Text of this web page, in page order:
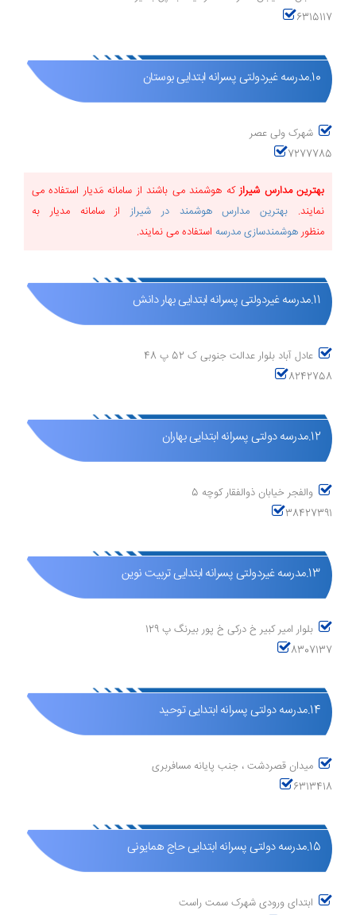
6315117
10.مدرسه غیردولتی پسرانه ابتدایی بوستان
شهرک ولی عصر
7277785
بهترین مدارس شیرازکه هوشمند می باشند از سامانه مَدیار استفاده می
نمایند. بهترین مدارس هوشمند در شیراز از سامانه مدیار به
منظور هوشمندسازی مدرسه استفاده می نمایند.
11.مدرسه غیردولتی پسرانه ابتدایی بهار دانش
عادل آباد بلوار عدالت جنوبی ک 52 پ 48
8242758
12.مدرسه دولتی پسرانه ابتدایی بهاران
والفجر خیابان ذوالفقار کوچه 5
38427391
13.مدرسه غیردولتی پسرانه ابتدایی تربیت نوین
بلوار امیر کبیر خ درکی خ پور بیرنگ پ 129
8307137
14.مدرسه دولتی پسرانه ابتدایی توحید
میدان قصردشت ، جنب پایانه مسافربری
6313418
15.مدرسه دولتی پسرانه ابتدایی حاج همایونی
ابتدای ورودی شهرک سمت راست